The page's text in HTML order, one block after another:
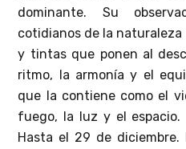
dominante. Su
cotidianos de la
y tintas que ponen al
ritmo, la armonía y el
que la contiene como el
fuego, la luz y el espacio.
Hasta el 29 de